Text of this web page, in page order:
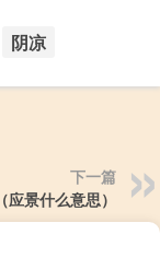
阴凉
下一篇
景什么意思）